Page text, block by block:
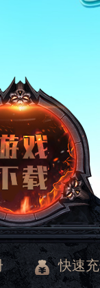
快速